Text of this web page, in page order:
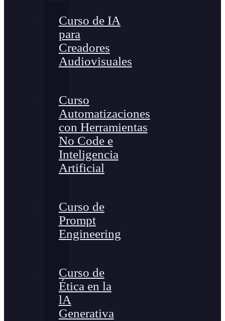
Curso de IA
para
Creadores
Audiovisuales
Curso
Automatizaciones
con Herramientas
No Code e
Inteligencia
Artificial
Curso de
Prompt
Engineering
Curso de
Ética en la
lA
Generativa